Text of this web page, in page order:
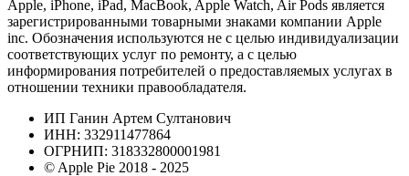
Apple, iPhone, iPad, MacBook, Apple Watch, Air Pods является
зарегистрированными товарными знаками компании Apple
inc. Обозначения используются не с целью индивидуализации
соответствующих услуг по ремонту, а с целью
информирования потребителей о предоставляемых услугах в
отношении техники правообладателя.
ИП Ганин Артем Султанович
ИНН: 332911477864
ОГРНИП: 318332800001981
© Apple Pie 2018 - 2025